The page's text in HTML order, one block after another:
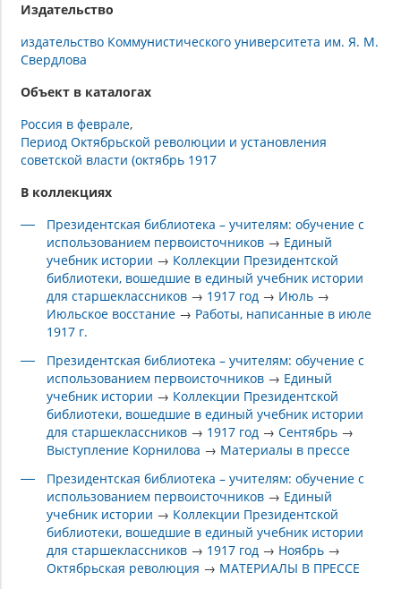
Издательство
издательство Коммунистического университета им. Я. М.
Свердлова
Объект в каталогах
Россия в феврале
Период Октябрьской революции и установления
советской власти (октябрь 1917
В коллекциях
Президентская библиотека – учителям: обучение с
использованием первоисточников → Единый
учебник истории → Коллекции Президентской
библиотеки, вошедшие в единый учебник истории
для старшеклассников → 1917 год → Июль →
Июльское восстание → Работы, написанные в июле
1917 г.
Президентская библиотека – учителям: обучение с
использованием первоисточников → Единый
учебник истории → Коллекции Президентской
библиотеки, вошедшие в единый учебник истории
для старшеклассников → 1917 год →Сентябрь →
Выступление Корнилова → Материалы в прессе
Президентская библиотека – учителям: обучение с
использованием первоисточников → Единый
учебник истории → Коллекции Президентской
библиотеки, вошедшие в единый учебник истории
для старшеклассников → 1917 год → Ноябрь →
Октябрьская революция → МАТЕРИАЛЫ В ПРЕССЕ